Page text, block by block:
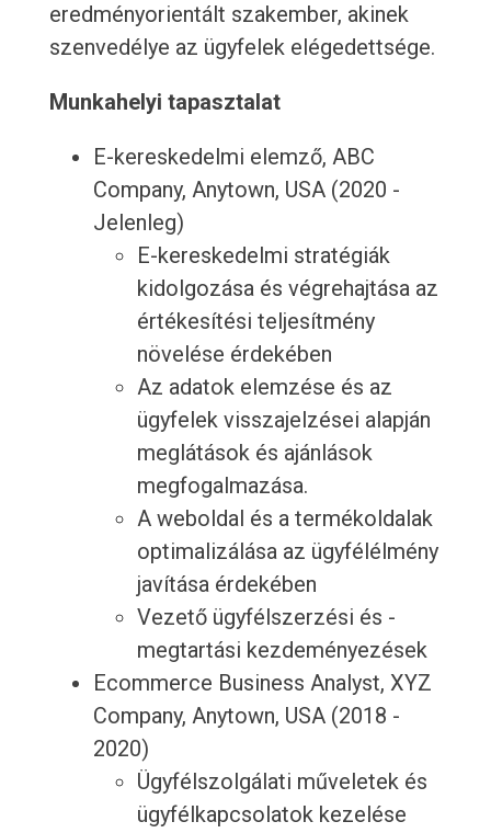
eredményorientált szakember, akinek
szenvedélye az ügyfelek elégedettsége.
Munkahelyi tapasztalat
E-kereskedelmi elemző, ABC
Company, Anytown, USA (2020 -
Jelenleg)
E-kereskedelmi stratégiák
kidolgozása és végrehajtása az
értékesítési teljesítmény
növelése érdekében
Az adatok elemzése és az
ügyfelek visszajelzései alapján
meglátások és ajánlások
megfogalmazása.
A weboldal és a termékoldalak
optimalizálása az ügyfélélmény
javítása érdekében
Vezető ügyfélszerzési és -
megtartási kezdeményezések
Ecommerce Business Analyst, XYZ
Company, Anytown, USA (2018 -
2020)
Ügyfélszolgálati műveletek és
ügyfélkapcsolatok kezelése